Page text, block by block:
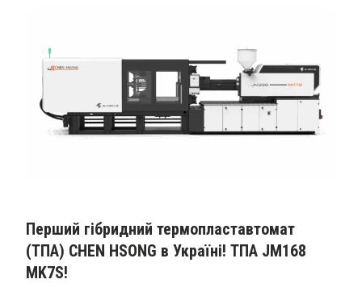
Перший гібридний термопластавтомат
(ТПА) CHEN HSONG в Україні! ТПА JM168
MK7S!